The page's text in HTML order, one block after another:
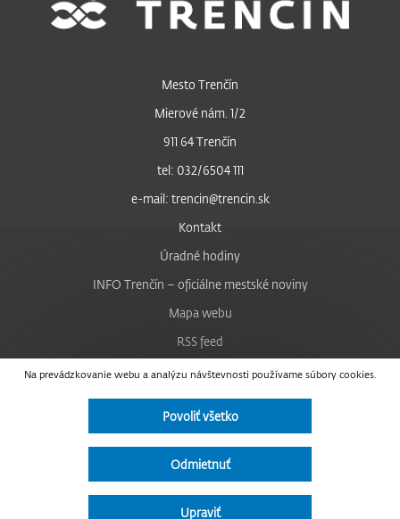
Na prevádzkovanie webu a analýzu návštevnosti používame súbory cookies.
Povoliť všetko
Odmietnuť
Upraviť
Mesto Trenčín
Mierové nám. 1/2
911 64 Trenčín
tel: 032/6504 111
e-mail: trencin@trencin.sk
Kontakt
Úradné hodiny
INFO Trenčín – oficiálne mestské noviny
Mapa webu
RSS feed
Nastavenie cookies
Facebook
Instagram
Vyhlásenie o prístupnosti